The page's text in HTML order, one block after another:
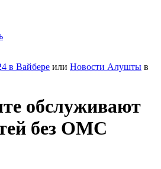
в Вайбере или Новости Алушты в
обслуживают
без ОМС